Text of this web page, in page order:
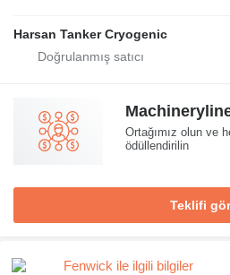
Harsan Tanker Cryogenic
Ortağımız olun ve
ödüllendirilin
Teklifi gör
Fenwick ile ilgili bilgiler